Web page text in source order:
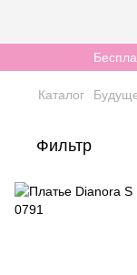
Каталог
Фильтр